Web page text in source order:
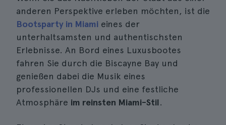
anderen Perspektive erleben möchten, ist die
Bootsparty in Miami eines der
unterhaltsamsten und authentischsten
Erlebnisse. An Bord eines Luxusbootes
fahren Sie durch die Biscayne Bay und
genießen dabei die Musik eines
professionellen DJs und eine festliche
Atmosphäre im reinsten Miami-Stil.